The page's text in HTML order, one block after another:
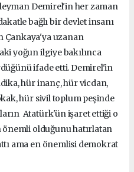
Demirel'in her zaman
bağlı bir devlet insanı
Çankaya'ya uzanan
yoğun ilgiye bakılınca
ifade etti. Demirel'in
hür inanç, hür vicdan,
hür sivil toplum peşinde
Atatürk'ün işaret ettiği o
olduğunu hatırlatan
ama en önemlisi demokrat